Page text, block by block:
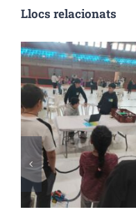
Llocs relacionats